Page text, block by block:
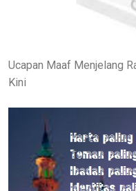
Ucapan Maaf Menjelang
Kini